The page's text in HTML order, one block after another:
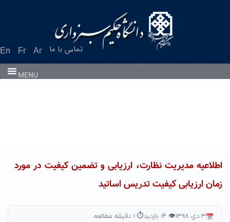
En Fr Ar تماس با ما
MENU
اطلاعیه مدیریت نظارت، ارزیابی و تضمین کیفیت در مورد
زمان ارزیابی کیفیت تدریس اساتید
۳ دی ۱۳۹۸ 👁 ۱۴ بازدید ⏱ ۱ دقیقه مطالعه